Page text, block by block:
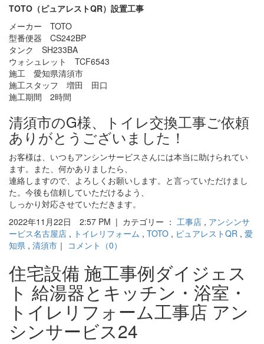
TOTO（ピュアレストQR）設置工事
メーカー TOTO
型番便器 CS242BP
タンク SH233BA
ウォシュレット TCF6543
施工 愛知県清須市
施工スタッフ 増田 田口
施工期間 2時間
清須市のG様、トイレ交換工事ご依頼
ありがとうございました！
お客様は、いつもアンシンサービスさんには本当に助けられてい
ます。また、何かありましたら、
連絡しますので、よろしくお願いします。と言っていただけまし
た。今後も信頼していただけるよう、
しっかり対応させていただきます。
2022年11月22日 2:57 PM | カテゴリー ： 工事店 , アンシンサ
ービス名古屋店 , トイレリフォーム , TOTO , ピュアレストQR , 愛
知県 , 清須市 ｜ コメント（0）
住宅設備 施工事例ダイジェス
ト 給湯器とキッチン・浴室・
トイレリフォーム工事店 アン
シンサービス24